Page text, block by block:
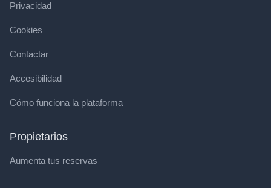
Privacidad
Cookies
Contactar
Accesibilidad
Cómo funciona la plataforma
Propietarios
Aumenta tus reservas